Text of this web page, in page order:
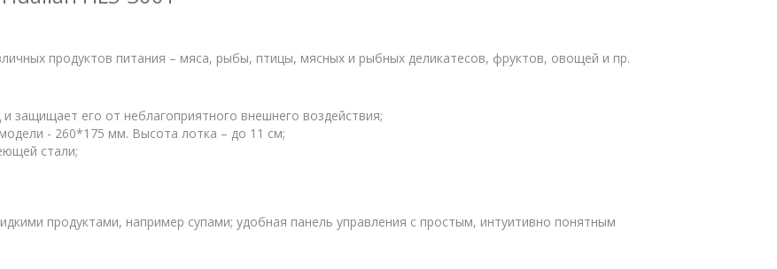
продуктов питания – мяса, рыбы, птицы, мясных и рыбных деликатесов, фруктов, овощей и пр.
защищает его от неблагоприятного внешнего воздействия;
- 260*175 мм. Высота лотка – до 11 см;
стали;
продуктами, например супами; удобная панель управления с простым, интуитивно понятным